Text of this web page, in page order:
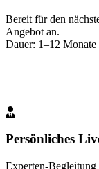
Bereit für den
Angebot an.
Dauer: 1–12
Persönliches
Experten-